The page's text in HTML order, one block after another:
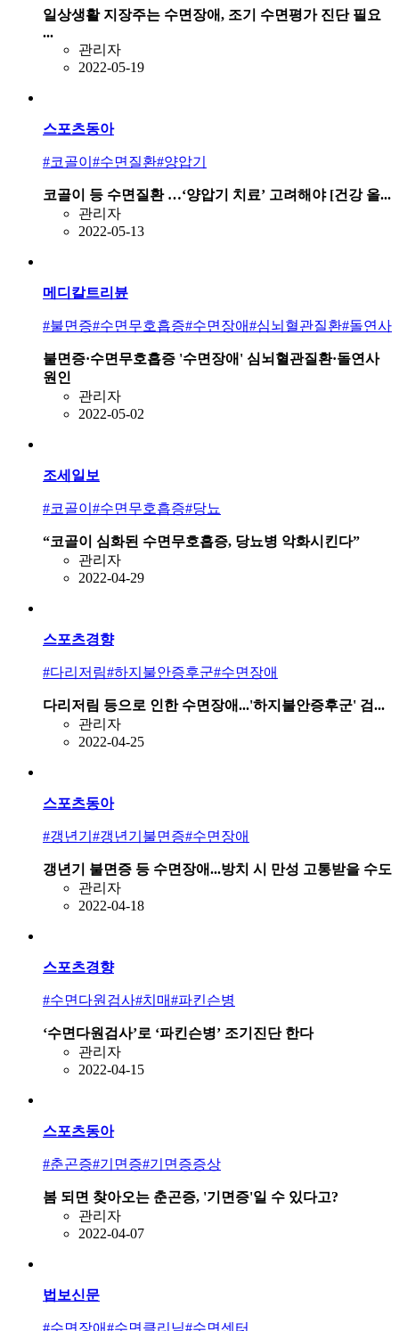
일상생활 지장주는 수면장애, 조기 수면평가 진단 필요
...
관리자
2022-05-19
스포츠동아
#코골이 #수면질환#양압기
코골이 등 수면질환 …‘양압기 치료’ 고려해야 [건강 올...
관리자
2022-05-13
메디칼트리뷴
#불면증#수면무호흡증#수면장애#심뇌혈관질환#돌연사
불면증·수면무호흡증 '수면장애' 심뇌혈관질환·돌연사
원인
관리자
2022-05-02
조세일보
#코골이 #수면무호흡증#당뇨
“코골이 심화된 수면무호흡증, 당뇨병 악화시킨다”
관리자
2022-04-29
스포츠경향
#다리저림#하지불안증후군#수면장애
다리저림 등으로 인한 수면장애...'하지불안증후군' 검...
관리자
2022-04-25
스포츠동아
#갱년기 #갱년기불면증#수면장애
갱년기 불면증 등 수면장애...방치 시 만성 고통받을 수도
관리자
2022-04-18
스포츠경향
#수면다원검사#치매#파킨슨병
‘수면다원검사’로 ‘파킨슨병’ 조기진단 한다
관리자
2022-04-15
스포츠동아
#춘곤증#기면증#기면증증상
봄 되면 찾아오는 춘곤증, '기면증'일 수 있다고?
관리자
2022-04-07
법보신문
#수면장애#수면클리닉#수면센터